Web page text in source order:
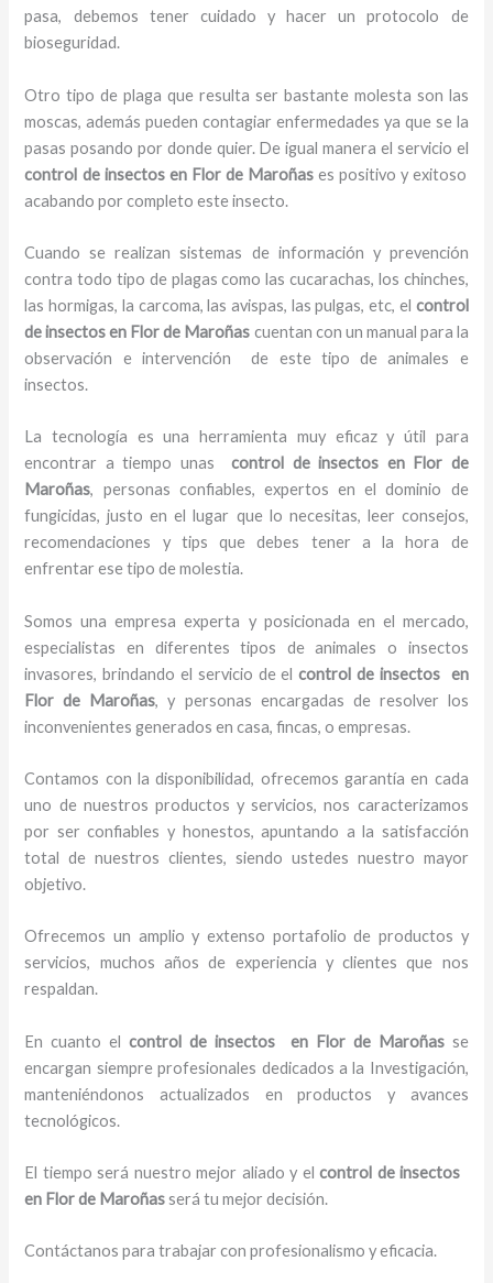
pasa, debemos tener cuidado y hacer un protocolo de
bioseguridad.
Otro tipo de plaga que resulta ser bastante molesta son las
moscas, además pueden contagiar enfermedades ya que se la
pasas posando por donde quier. De igual manera el servicio el
control de insectos en Flor de Maroñas es positivo y exitoso
acabando por completo este insecto.
Cuando se realizan sistemas de información y prevención
contra todo tipo de plagas como las cucarachas, los chinches,
las hormigas, la carcoma, las avispas, las pulgas, etc, el control
de insectos en Flor de Maroñas cuentan con un manual para la
observación e intervención de este tipo de animales e
insectos.
La tecnología es una herramienta muy eficaz y útil para
encontrar a tiempo unas control de insectos en Flor de
Maroñas, personas confiables, expertos en el dominio de
fungicidas, justo en el lugar que lo necesitas, leer consejos,
recomendaciones y tips que debes tener a la hora de
enfrentar ese tipo de molestia.
Somos una empresa experta y posicionada en el mercado,
especialistas en diferentes tipos de animales o insectos
invasores, brindando el servicio de elcontrol de insectos en
Flor de Maroñas, y personas encargadas de resolver los
inconvenientes generados en casa, fincas, o empresas.
Contamos con la disponibilidad, ofrecemos garantía en cada
uno de nuestros productos y servicios, nos caracterizamos
por ser confiables y honestos, apuntando a la satisfacción
total de nuestros clientes, siendo ustedes nuestro mayor
objetivo.
Ofrecemos un amplio y extenso portafolio de productos y
servicios, muchos años de experiencia y clientes que nos
respaldan.
En cuanto el control de insectos en Flor de Maroñas se
encargan siempre profesionales dedicados a la Investigación,
manteniéndonos actualizados en productos y avances
tecnológicos.
El tiempo será nuestro mejor aliado y elcontrol de insectos
en Flor de Maroñasserá tu mejor decisión.
Contáctanos para trabajar con profesionalismo y eficacia.